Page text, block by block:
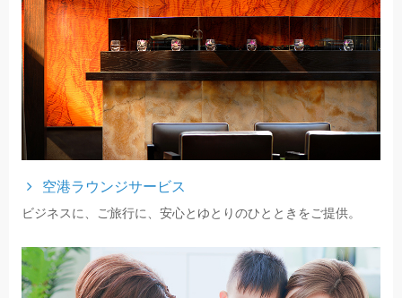
空港ラウンジサービス
ビジネスに、ご旅行に、安心とゆとりのひとときをご提供。